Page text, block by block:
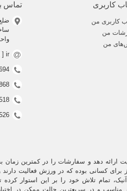
کاربری
کاربری من
من
من
تماس
واحد
] ir
021-
021-
ارائه دهد و سفارشات را در کمترین زمان
کسانی بوده که در ورزش فعالیت دارند
تمام تلاش خود را بر این استوار کرده
مناسب و در سریعترین حالت ممکن در اختیار